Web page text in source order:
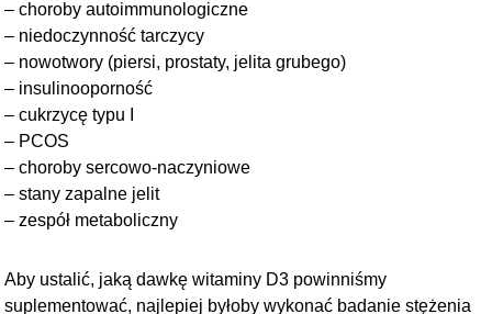
– choroby autoimmunologiczne
– niedoczynność tarczycy
– nowotwory (piersi, prostaty, jelita grubego)
– insulinooporność
– cukrzycę typu I
– PCOS
– choroby sercowo-naczyniowe
– stany zapalne jelit
– zespół metaboliczny
Aby ustalić, jaką dawkę witaminy D3 powinniśmy
suplementować, najlepiej byłoby wykonać badanie stężenia